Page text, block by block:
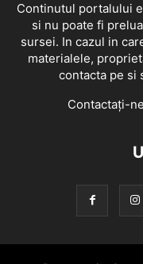
Continutul portalului
si nu poate fi
sursei. In cazul in
materialele,
contacta pe si
Contactați-